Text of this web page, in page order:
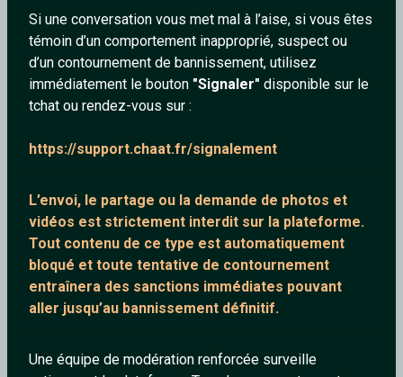
Si une conversation vous met mal à l’aise, si vous êtes
témoin d’un comportement inapproprié, suspect ou
d’un contournement de bannissement, utilisez
immédiatement le bouton "Signaler" disponible sur le
tchat ou rendez-vous sur :
https://support.chaat.fr/signalement
L’envoi, le partage ou la demande de photos et
vidéos est strictement interdit sur la plateforme.
Tout contenu de ce type est automatiquement
bloqué et toute tentative de contournement
entraînera des sanctions immédiates pouvant
aller jusqu’au bannissement définitif.
Une équipe de modération renforcée surveille
mousse44 helloww
VingtHuit Enzosky